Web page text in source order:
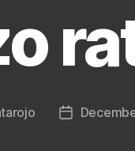
Post